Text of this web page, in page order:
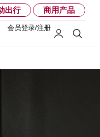
出行 商用产品
我的LG
会员登录/注册